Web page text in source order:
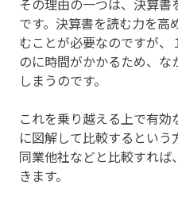
その理由の一つは、決算
です。決算書を読む力を
むことが必要なのですが
のに時間がかかるため、
しまうのです。
これを乗り越える上で有
に図解して比較するという
同業他社などと比較すれ
きます。